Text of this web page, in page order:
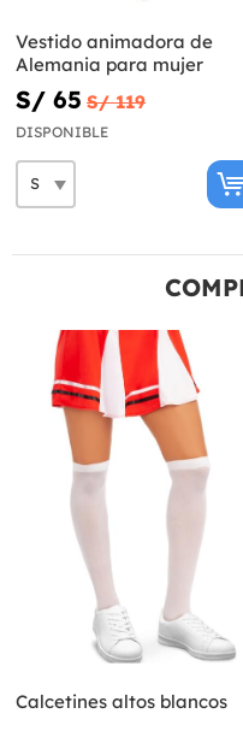
Vestido animadora de
Alemania para mujer
S/ 65 S/ 119
DISPONIBLE
Calcetines altos blancos